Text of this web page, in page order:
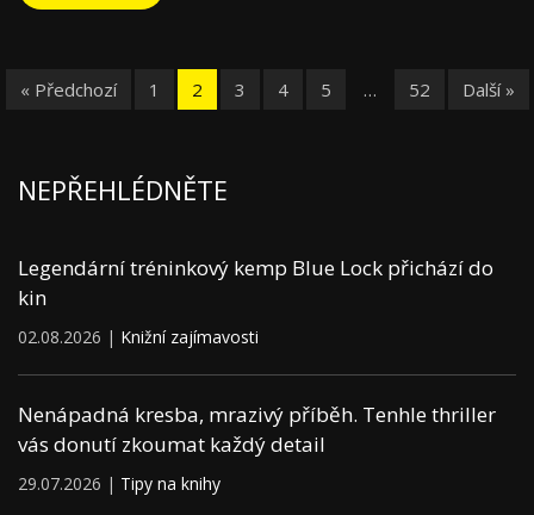
« Předchozí 1 2 3 4 5 … 52 Další »
NEPŘEHLÉDNĚTE
Legendární tréninkový kemp Blue Lock přichází do
kin
02.08.2026 | Knižní zajímavosti
Nenápadná kresba, mrazivý příběh. Tenhle thriller
vás donutí zkoumat každý detail
29.07.2026 | Tipy na knihy